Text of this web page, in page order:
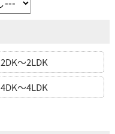
2DK～2LDK
4DK～4LDK